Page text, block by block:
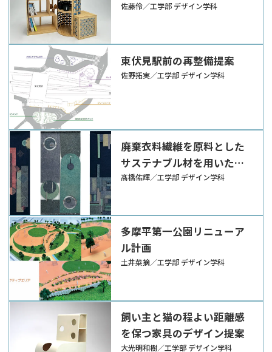
佐藤伶／工学部 デザイン学科
東伏見駅前の再整備提案
佐野拓実／工学部 デザイン学科
廃棄衣料繊維を原料とした
サステナブル材を用いたイ
ンテリアアイテムの制作
髙橋佑輝／工学部 デザイン学科
多摩平第一公園リニューア
ル計画
土井菜摘／工学部 デザイン学科
飼い主と猫の程よい距離感
を保つ家具のデザイン提案
大光明和樹／工学部 デザイン学科